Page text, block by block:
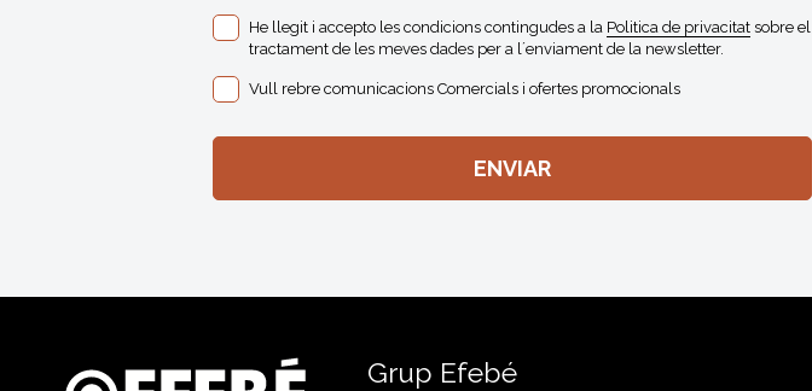
He llegit i accepto les condicions contingudes a la Politica de privacitatsobre el
tractament de les meves dades per a l´enviament de la newsletter.
Vull rebre comunicacions Comercials i ofertes promocionals
Grup Efebé